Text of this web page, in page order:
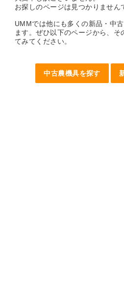
お探しのページは見つかりません
UMMでは他にも多くの新品・中
ます。ぜひ以下のページから、そ
てみてください。
中古農機具を探す